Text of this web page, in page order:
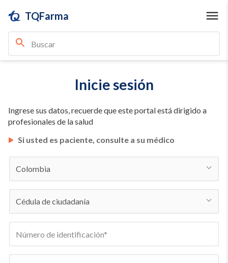
TQFarma
Inicie sesión
Ingrese sus datos, recuerde que este portal está dirigido a
profesionales de la salud
Si usted es paciente, consulte a su médico